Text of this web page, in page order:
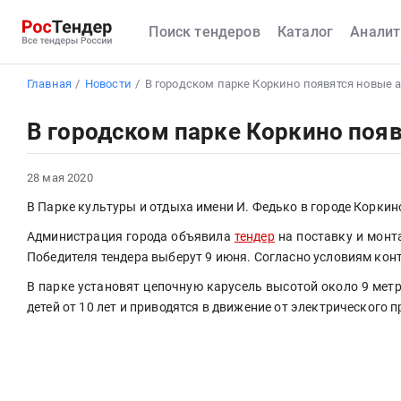
Поиск тендеров Каталог
Главная Новости В городском парке Коркино появятся новые
В городском парке Коркино
28 мая 2020
В Парке культуры и отдыха имени И. Федько в городе
Администрация города объявила тендер на поставку и
Победителя тендера выберут 9 июня. Согласно условиям
В парке установят цепочную карусель высотой около 9
детей от 10 лет и приводятся в движение от